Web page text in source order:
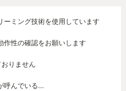
ーミング技術を使用しています
作性の確認をお願いします
りません
呼んでいる...